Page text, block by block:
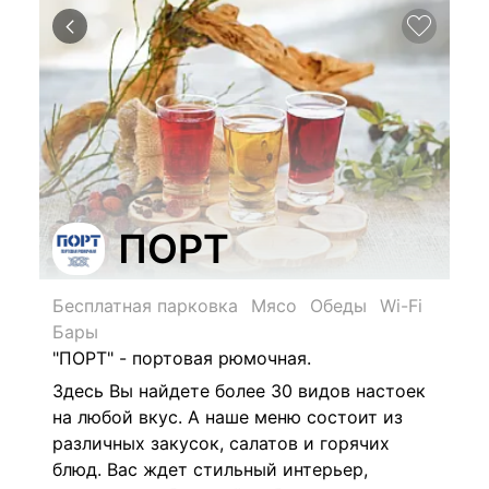
ПОРТ
Бесплатная парковка Мясо Обеды
Wi-Fi
Бары
"ПОРТ" - портовая рюмочная.
Здесь Вы найдете более 30 видов настоек
на любой вкус. А наше меню состоит из
различных закусок, салатов и горячих
блюд. Вас ждет стильный интерьер,